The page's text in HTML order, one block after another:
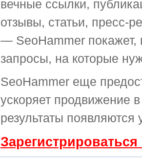
вечные ссылки,
отзывы, статьи, пресс-
— SeoHammer покажет,
запросы, на которые
SeoHammer еще
ускоряет продвижение
результаты